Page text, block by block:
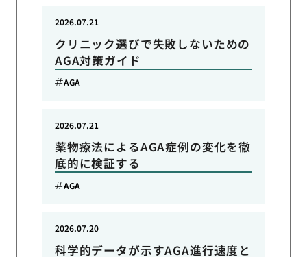
クリニック選びで失敗しないための
AGA対策ガイド
2026.07.21
AGA
薬物療法によるAGA症例の変化を徹
底的に検証する
2026.07.21
AGA
科学的データが示すAGA進行速度と
2026.07.20